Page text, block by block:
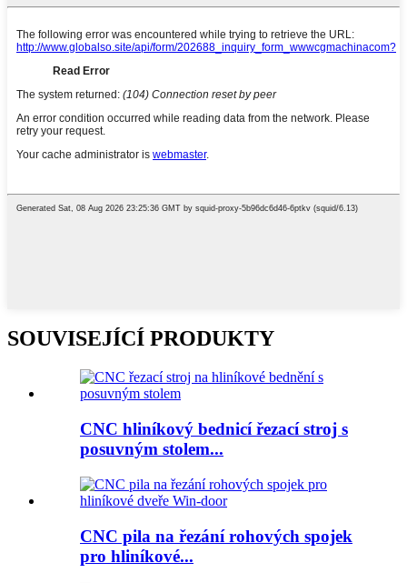
SOUVISEJÍCÍ PRODUKTY
CNC hliníkový bednicí řezací stroj s
posuvným stolem...
CNC pila na řezání rohových spojek
pro hliníkové...